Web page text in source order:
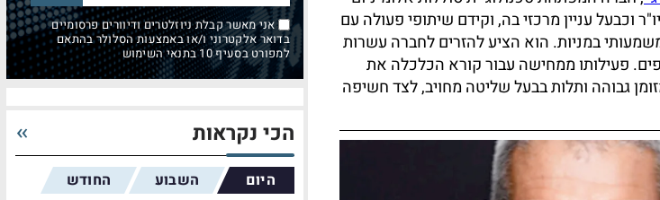
וכבעל עניין מרכזי בה, וקידם שיתופי פעולה עם
במניות. הוא הציע להזרים לחברה עשרות
פעילותו ממחישה עבור קורא הכלכלה את
גבוהה ותלות בבעל שליטה מחויב, לצד חשיפה
אני מאשר קבלת ניוזלטרים ודיוורים פרסומיים
בדואר אלקטרוני ו/או באמצעות הסלולר בהתאם
למפורט בסעיף 10 בתנאי השימוש
הכי נקראות
היום השבוע החודש